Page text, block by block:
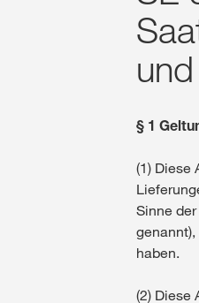
§ 1
(1) Diese
Sinne
haben.
(2) Diese